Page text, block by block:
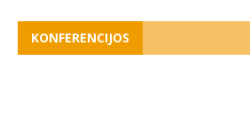
KONFERENCIJOS